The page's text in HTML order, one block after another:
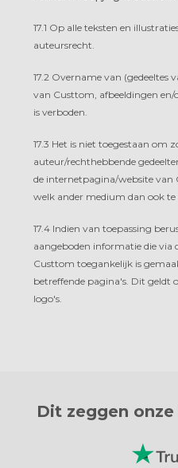
17.1 Op alle teksten en
auteursrecht.
17.2 Overname van (gedeeltes
van Custtom, afbeeldingen
is verboden.
17.3 Het is niet toegestaan om
auteur/rechthebbende
de internetpagina/website
welk ander medium dan ook te
17.4 Indien van toepassing
aangeboden informatie die via
Custtom toegankelijk is
betreffende pagina's. Dit geldt
logo's.
Dit zeggen onze